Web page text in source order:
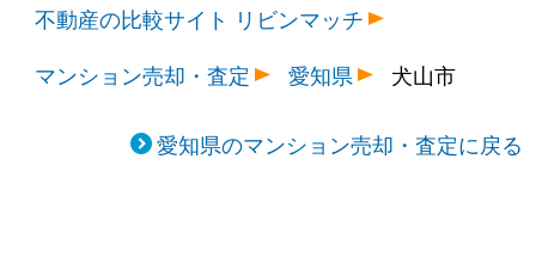
不動産の比較サイト リビンマッチ
マンション売却・査定
愛知県 犬山市
愛知県のマンション売却・査定に戻る